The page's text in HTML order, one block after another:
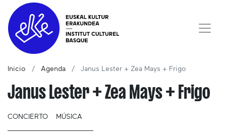
Inicio Agenda Janus Lester + Zea Mays + Frigo
Janus Lester + Zea Mays + Frigo
CONCIERTO MÚSICA